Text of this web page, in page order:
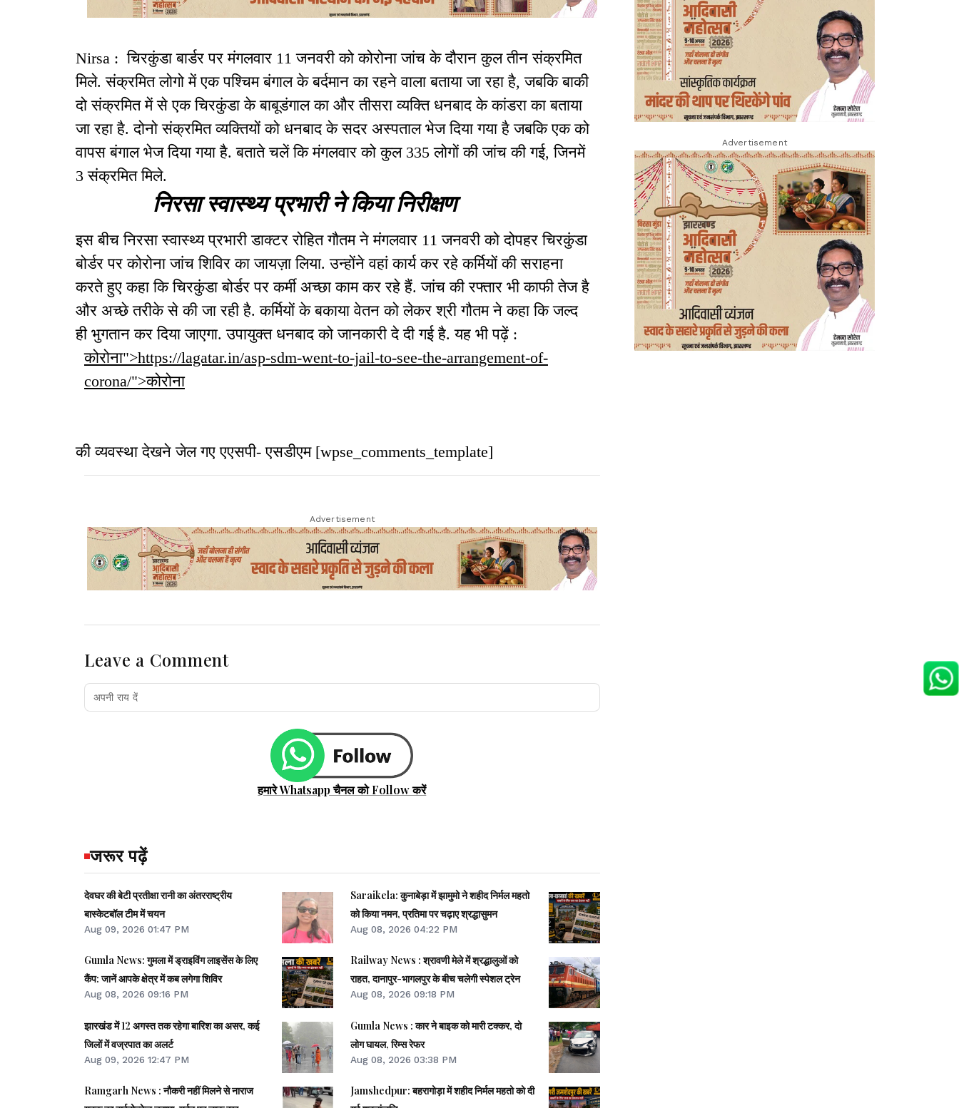
Nirsa : चिरकुंडा बार्डर पर मंगलवार 11 जनवरी को कोरोना जांच के दौरान कुल तीन संक्रमित
मिले. संक्रमित लोगो में एक पश्चिम बंगाल के बर्दमान का रहने वाला बताया जा रहा है, जबकि बाकी
दो संक्रमित में से एक चिरकुंडा के बाबूडंगाल का और तीसरा व्यक्ति धनबाद के कांडरा का बताया
जा रहा है. दोनो संक्रमित व्यक्तियों को धनबाद के सदर अस्पताल भेज दिया गया है जबकि एक को
वापस बंगाल भेज दिया गया है. बताते चलें कि मंगलवार को कुल 335 लोगों की जांच की गई, जिनमें
3 संक्रमित मिले.
निरसा स्वास्थ्य प्रभारी ने किया निरीक्षण
इस बीच निरसा स्वास्थ्य प्रभारी डाक्टर रोहित गौतम ने मंगलवार 11 जनवरी को दोपहर चिरकुंडा
बोर्डर पर कोरोना जांच शिविर का जायज़ा लिया. उन्होंने वहां कार्य कर रहे कर्मियों की सराहना
करते हुए कहा कि चिरकुंडा बोर्डर पर कर्मी अच्छा काम कर रहे हैं. जांच की रफ्तार भी काफी तेज है
और अच्छे तरीके से की जा रही है. कर्मियों के बकाया वेतन को लेकर श्री गौतम ने कहा कि जल्द
ही भुगतान कर दिया जाएगा. उपायुक्त धनबाद को जानकारी दे दी गई है. यह भी पढ़ें :
कोरोना">https://lagatar.in/asp-sdm-went-to-jail-to-see-the-arrangement-of-
corona/">कोरोना
की व्यवस्था देखने जेल गए एएसपी- एसडीएम [wpse_comments_template]
Advertisement
Leave a Comment
हमारे Whatsapp चैनल को Follow करें
जरूर पढ़ें
देवघर की बेटी प्रतीक्षा रानी का अंतरराष्ट्रीय
बास्केटबॉल टीम में चयन
Aug 09, 2026 01:47 PM
Gumla News: गुमला में ड्राइविंग लाइसेंस के लिए
कैंप: जानें आपके क्षेत्र में कब लगेगा शिविर
Aug 08, 2026 09:16 PM
झारखंड में 12 अगस्त तक रहेगा बारिश का असर, कई
जिलों में वज्रपात का अलर्ट
Aug 09, 2026 12:47 PM
Ramgarh News : नौकरी नहीं मिलने से नाराज
Saraikela: कुनाबेड़ा में झामुमो ने शहीद निर्मल महतो
को किया नमन, प्रतिमा पर चढ़ाए श्रद्धासुमन
Aug 08, 2026 04:22 PM
Railway News : श्रावणी मेले में श्रद्धालुओं को
राहत, दानापुर-भागलपुर के बीच चलेगी स्पेशल ट्रेन
Aug 08, 2026 09:18 PM
Gumla News : कार ने बाइक को मारी टक्कर, दो
लोग घायल, रिम्स रेफर
Aug 08, 2026 03:38 PM
Jamshedpur: बहरागोड़ा में शहीद निर्मल महतो को दी
Advertisement